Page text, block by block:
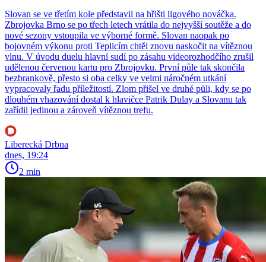
Slovan se ve třetím kole představil na hřišti ligového nováčka.
Zbrojovka Brno se po třech letech vrátila do nejvyšší soutěže a do
nové sezony vstoupila ve výborné formě. Slovan naopak po
bojovném výkonu proti Teplicím chtěl znovu naskočit na vítěznou
vlnu. V úvodu duelu hlavní sudí po zásahu videorozhodčího zrušil
udělenou červenou kartu pro Zbrojovku. První půle tak skončila
bezbrankově, přesto si oba celky ve velmi náročném utkání
vypracovaly řadu příležitostí. Zlom přišel ve druhé půli, kdy se po
dlouhém vhazování dostal k hlavičce Patrik Dulay a Slovanu tak
zařídil jedinou a zároveň vítěznou trefu.
Liberecká Drbna
dnes, 19:24
2 min